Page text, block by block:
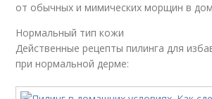
от обычных и мимических морщин в
Нормальный тип кожи
Действенные рецепты пилинга для
при нормальной дерме: